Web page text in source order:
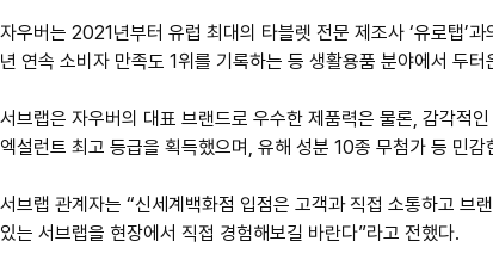
자우버는 2021년부터 유럽 최대의 타블렛 전문 제조사 ‘유로탭’
년 연속 소비자 만족도 1위를 기록하는 등 생활용품 분야에서 두
서브랩은 자우버의 대표 브랜드로 우수한 제품력은 물론, 감각적
엑설런트 최고 등급을 획득했으며, 유해 성분 10종 무첨가 등 민
서브랩 관계자는 “신세계백화점 입점은 고객과 직접 소통하고 브
있는 서브랩을 현장에서 직접 경험해보길 바란다”라고 전했다.